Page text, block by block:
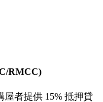
RMCC)
屋者提供 15% 抵押貸